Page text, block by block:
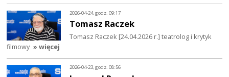
2026-04-24, godz. 09:17
Tomasz Raczek
Tomasz Raczek [24.04.2026 r.] teatrolog i krytyk
filmowy » więcej
2026-04-23, godz. 08:56